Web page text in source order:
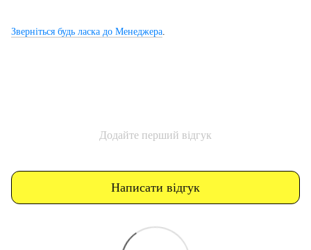
Зверніться будь ласка до Менеджера.
Додайте перший відгук
Написати відгук